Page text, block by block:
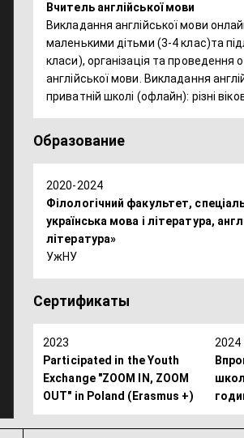
языку
Вчитель англійської мови
Викладання англійської мови
маленькими дітьми (3-4 клас)та
класи), організація та проведення
англійської мови. Викладання
приватній школі (офлайн): різні
Образование
2020-2024
Філологічний факультет,
українська мова і література,
література»
УжНУ
Сертификаты
2023
Participated in the Youth
Exchange "ZOOM IN, ZOOM
OUT" in Poland (Erasmus +)
2024